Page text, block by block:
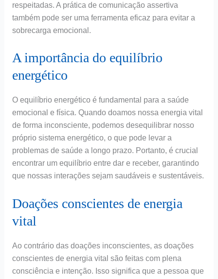
respeitadas. A prática de comunicação assertiva
também pode ser uma ferramenta eficaz para evitar a
sobrecarga emocional.
A importância do equilíbrio
energético
O equilíbrio energético é fundamental para a saúde
emocional e física. Quando doamos nossa energia vital
de forma inconsciente, podemos desequilibrar nosso
próprio sistema energético, o que pode levar a
problemas de saúde a longo prazo. Portanto, é crucial
encontrar um equilíbrio entre dar e receber, garantindo
que nossas interações sejam saudáveis e sustentáveis.
Doações conscientes de energia
vital
Ao contrário das doações inconscientes, as doações
conscientes de energia vital são feitas com plena
consciência e intenção. Isso significa que a pessoa que